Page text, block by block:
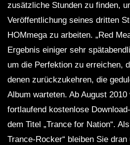
zusätzliche Stunden zu finden,
Veröffentlichung seines dritten
HOMmega zu arbeiten. „Red
Ergebnis einiger sehr
um die Perfektion zu erreichen,
denen zurückzukehren, die
Album warteten. Ab August
fortlaufend kostenlose
dem Titel „Trance for Nation“.
Trance-Rocker“ bleiben Sie